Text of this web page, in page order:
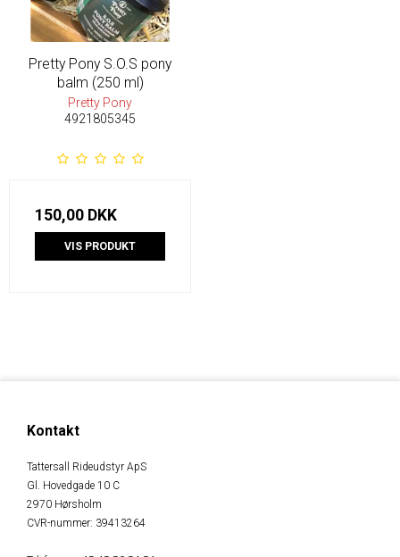
Pretty Pony S.O.S pony
balm (250 ml)
Pretty Pony
4921805345
150,00 DKK
VIS PRODUKT
Kontakt
Tattersall Rideudstyr ApS
Gl. Hovedgade 10 C
2970 Hørsholm
CVR-nummer: 39413264